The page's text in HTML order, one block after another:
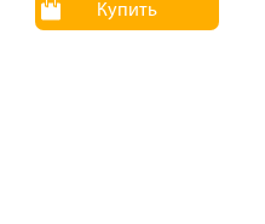
Купить